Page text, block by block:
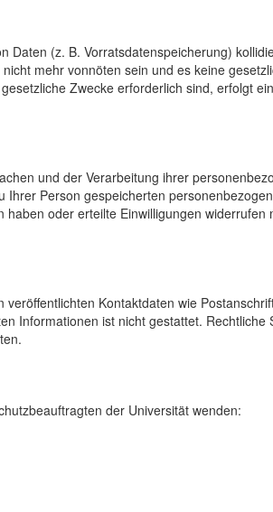
(z. B. Vorratsdatenspeicherung)
mehr vonnöten sein und es keine
Zwecke erforderlich sind, erfolgt
und der Verarbeitung ihrer
Person gespeicherten
oder erteilte Einwilligungen
Kontaktdaten wie
Informationen ist nicht gestattet.
der Universität wenden: